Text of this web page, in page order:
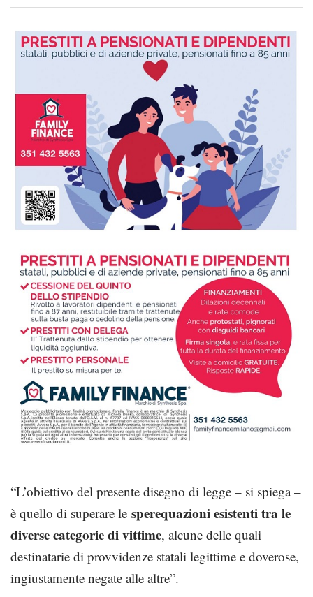
“L’obiettivo del presente disegno di legge – si spiega –
è quello di superare le sperequazioni esistenti tra le
diverse categorie di vittime, alcune delle quali
destinatarie di provvi­denze statali legittime e doverose,
ingiusta­mente negate alle altre”.